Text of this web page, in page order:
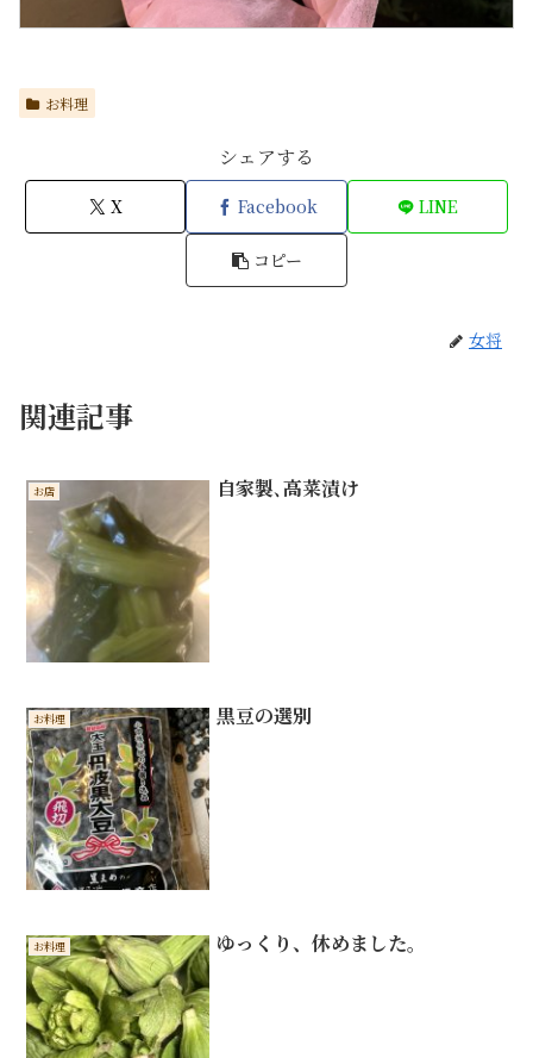
お料理
シェアする
X Facebook LINE
コピー
女将
関連記事
お店 自家製､高菜漬け
お料理 黒豆の選別
お料理 ゆっくり、休めました。